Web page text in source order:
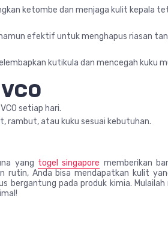
ketombe dan menjaga kulit kepala
efektif untuk menghapus riasan
kutikula dan mencegah kuku
setiap hari.
rambut, atau kuku sesuai kebutuhan.
yang togel singapore memberikan
rutin, Anda bisa mendapatkan kulit
bergantung pada produk kimia. Mulailah